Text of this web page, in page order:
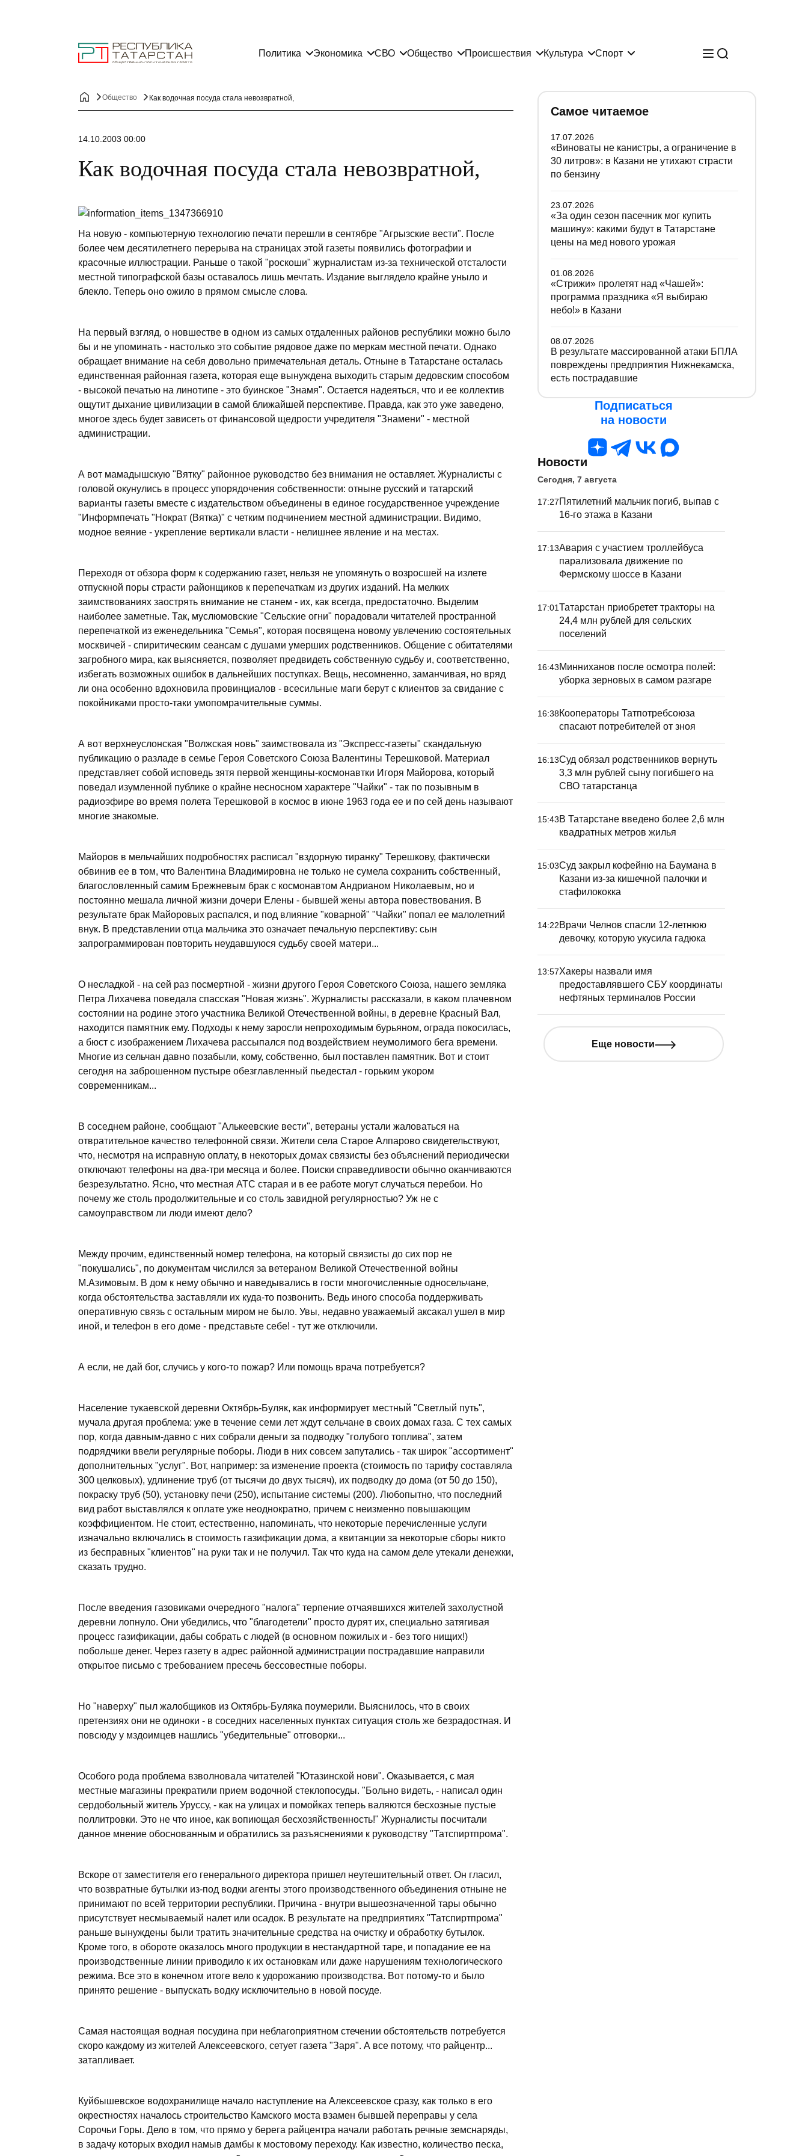
Политика Экономика СВО Общество Происшествия Культура Спорт
Общество Как водочная посуда стала невозвратной,
14.10.2003 00:00
Как водочная посуда стала невозвратной,
На новую - компьютерную технологию печати перешли в сентябре "Агрызские вести". После
более чем десятилетнего перерыва на страницах этой газеты появились фотографии и
красочные иллюстрации. Раньше о такой "роскоши" журналистам из-за технической отсталости
местной типографской базы оставалось лишь мечтать. Издание выглядело крайне уныло и
блекло. Теперь оно ожило в прямом смысле слова.
На первый взгляд, о новшестве в одном из самых отдаленных районов республики можно было
бы и не упоминать - настолько это событие рядовое даже по меркам местной печати. Однако
обращает внимание на себя довольно примечательная деталь. Отныне в Татарстане осталась
единственная районная газета, которая еще вынуждена выходить старым дедовским способом
- высокой печатью на линотипе - это буинское "Знамя". Остается надеяться, что и ее коллектив
ощутит дыхание цивилизации в самой ближайшей перспективе. Правда, как это уже заведено,
многое здесь будет зависеть от финансовой щедрости учредителя "Знамени" - местной
администрации.
А вот мамадышскую "Вятку" районное руководство без внимания не оставляет. Журналисты с
головой окунулись в процесс упорядочения собственности: отныне русский и татарский
варианты газеты вместе с издательством объединены в единое государственное учреждение
"Информпечать "Нократ (Вятка)" с четким подчинением местной администрации. Видимо,
модное веяние - укрепление вертикали власти - нелишнее явление и на местах.
Переходя от обзора форм к содержанию газет, нельзя не упомянуть о возросшей на излете
отпускной поры страсти районщиков к перепечаткам из других изданий. На мелких
заимствованиях заострять внимание не станем - их, как всегда, предостаточно. Выделим
наиболее заметные. Так, муслюмовские "Сельские огни" порадовали читателей пространной
перепечаткой из еженедельника "Семья", которая посвящена новому увлечению состоятельных
москвичей - спиритическим сеансам с душами умерших родственников. Общение с обитателями
загробного мира, как выясняется, позволяет предвидеть собственную судьбу и, соответственно,
избегать возможных ошибок в дальнейших поступках. Вещь, несомненно, заманчивая, но вряд
ли она особенно вдохновила провинциалов - всесильные маги берут с клиентов за свидание с
покойниками просто-таки умопомрачительные суммы.
А вот верхнеуслонская "Волжская новь" заимствовала из "Экспресс-газеты" скандальную
публикацию о разладе в семье Героя Советского Союза Валентины Терешковой. Материал
представляет собой исповедь зятя первой женщины-космонавтки Игоря Майорова, который
поведал изумленной публике о крайне несносном характере "Чайки" - так по позывным в
радиоэфире во время полета Терешковой в космос в июне 1963 года ее и по сей день называют
многие знакомые.
Майоров в мельчайших подробностях расписал "вздорную тиранку" Терешкову, фактически
обвинив ее в том, что Валентина Владимировна не только не сумела сохранить собственный,
благословленный самим Брежневым брак с космонавтом Андрианом Николаевым, но и
постоянно мешала личной жизни дочери Елены - бывшей жены автора повествования. В
результате брак Майоровых распался, и под влияние "коварной" "Чайки" попал ее малолетний
внук. В представлении отца мальчика это означает печальную перспективу: сын
запрограммирован повторить неудавшуюся судьбу своей матери...
О несладкой - на сей раз посмертной - жизни другого Героя Советского Союза, нашего земляка
Петра Лихачева поведала спасская "Новая жизнь". Журналисты рассказали, в каком плачевном
состоянии на родине этого участника Великой Отечественной войны, в деревне Красный Вал,
находится памятник ему. Подходы к нему заросли непроходимым бурьяном, ограда покосилась,
а бюст с изображением Лихачева рассыпался под воздействием неумолимого бега времени.
Многие из сельчан давно позабыли, кому, собственно, был поставлен памятник. Вот и стоит
сегодня на заброшенном пустыре обезглавленный пьедестал - горьким укором
современникам...
В соседнем районе, сообщают "Алькеевские вести", ветераны устали жаловаться на
отвратительное качество телефонной связи. Жители села Старое Алпарово свидетельствуют,
что, несмотря на исправную оплату, в некоторых домах связисты без объяснений периодически
отключают телефоны на два-три месяца и более. Поиски справедливости обычно оканчиваются
безрезультатно. Ясно, что местная АТС старая и в ее работе могут случаться перебои. Но
почему же столь продолжительные и со столь завидной регулярностью? Уж не с
самоуправством ли люди имеют дело?
Между прочим, единственный номер телефона, на который связисты до сих пор не
"покушались", по документам числился за ветераном Великой Отечественной войны
М.Азимовым. В дом к нему обычно и наведывались в гости многочисленные односельчане,
когда обстоятельства заставляли их куда-то позвонить. Ведь иного способа поддерживать
оперативную связь с остальным миром не было. Увы, недавно уважаемый аксакал ушел в мир
иной, и телефон в его доме - представьте себе! - тут же отключили.
А если, не дай бог, случись у кого-то пожар? Или помощь врача потребуется?
Население тукаевской деревни Октябрь-Буляк, как информирует местный "Светлый путь",
мучала другая проблема: уже в течение семи лет ждут сельчане в своих домах газа. С тех самых
пор, когда давным-давно с них собрали деньги за подводку "голубого топлива", затем
подрядчики ввели регулярные поборы. Люди в них совсем запутались - так широк "ассортимент"
дополнительных "услуг". Вот, например: за изменение проекта (стоимость по тарифу составляла
300 целковых), удлинение труб (от тысячи до двух тысяч), их подводку до дома (от 50 до 150),
покраску труб (50), установку печи (250), испытание системы (200). Любопытно, что последний
вид работ выставлялся к оплате уже неоднократно, причем с неизменно повышающим
коэффициентом. Не стоит, естественно, напоминать, что некоторые перечисленные услуги
изначально включались в стоимость газификации дома, а квитанции за некоторые сборы никто
из бесправных "клиентов" на руки так и не получил. Так что куда на самом деле утекали денежки,
сказать трудно.
После введения газовиками очередного "налога" терпение отчаявшихся жителей захолустной
деревни лопнуло. Они убедились, что "благодетели" просто дурят их, специально затягивая
процесс газификации, дабы собрать с людей (в основном пожилых и - без того нищих!)
побольше денег. Через газету в адрес районной администрации пострадавшие направили
открытое письмо с требованием пресечь бессовестные поборы.
Но "наверху" пыл жалобщиков из Октябрь-Буляка поумерили. Выяснилось, что в своих
претензиях они не одиноки - в соседних населенных пунктах ситуация столь же безрадостная. И
повсюду у мздоимцев нашлись "убедительные" отговорки...
Особого рода проблема взволновала читателей "Ютазинской нови". Оказывается, с мая
местные магазины прекратили прием водочной стеклопосуды. "Больно видеть, - написал один
сердобольный житель Уруссу, - как на улицах и помойках теперь валяются бесхозные пустые
поллитровки. Это не что иное, как вопиющая бесхозяйственность!" Журналисты посчитали
данное мнение обоснованным и обратились за разъяснениями к руководству "Татспиртпрома".
Вскоре от заместителя его генерального директора пришел неутешительный ответ. Он гласил,
что возвратные бутылки из-под водки агенты этого производственного объединения отныне не
принимают по всей территории республики. Причина - внутри вышеозначенной тары обычно
присутствует несмываемый налет или осадок. В результате на предприятиях "Татспиртпрома"
раньше вынуждены были тратить значительные средства на очистку и обработку бутылок.
Кроме того, в обороте оказалось много продукции в нестандартной таре, и попадание ее на
производственные линии приводило к их остановкам или даже нарушениям технологического
режима. Все это в конечном итоге вело к удорожанию производства. Вот потому-то и было
принято решение - выпускать водку исключительно в новой посуде.
Самая настоящая водная посудина при неблагоприятном стечении обстоятельств потребуется
скоро каждому из жителей Алексеевского, сетует газета "Заря". А все потому, что райцентр...
затапливает.
Куйбышевское водохранилище начало наступление на Алексеевское сразу, как только в его
окрестностях началось строительство Камского моста взамен бывшей переправы у села
Сорочьи Горы. Дело в том, что прямо у берега райцентра начали работать речные земснаряды,
в задачу которых входил намыв дамбы к мостовому переходу. Как известно, количество песка,
Самое читаемое
17.07.2026
«Виноваты не канистры, а ограничение в
30 литров»: в Казани не утихают страсти
по бензину
23.07.2026
«За один сезон пасечник мог купить
машину»: какими будут в Татарстане
цены на мед нового урожая
01.08.2026
«Стрижи» пролетят над «Чашей»:
программа праздника «Я выбираю
небо!» в Казани
08.07.2026
В результате массированной атаки БПЛА
повреждены предприятия Нижнекамска,
есть пострадавшие
Подписаться
на новости
Новости
Сегодня, 7 августа
17:27Пятилетний мальчик погиб, выпав с
16-го этажа в Казани
17:13Авария с участием троллейбуса
парализовала движение по
Фермскому шоссе в Казани
17:01Татарстан приобретет тракторы на
24,4 млн рублей для сельских
поселений
16:43Минниханов после осмотра полей:
уборка зерновых в самом разгаре
16:38Кооператоры Татпотребсоюза
спасают потребителей от зноя
16:13Суд обязал родственников вернуть
3,3 млн рублей сыну погибшего на
СВО татарстанца
15:43В Татарстане введено более 2,6 млн
квадратных метров жилья
15:03Суд закрыл кофейню на Баумана в
Казани из-за кишечной палочки и
стафилококка
14:22Врачи Челнов спасли 12-летнюю
девочку, которую укусила гадюка
13:57Хакеры назвали имя
предоставлявшего СБУ координаты
нефтяных терминалов России
Еще новости